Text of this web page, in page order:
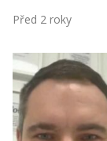
Před 2 roky